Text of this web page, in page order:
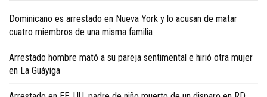
Dominicano es arrestado en Nueva York y lo acusan de matar
cuatro miembros de una misma familia
Arrestado hombre mató a su pareja sentimental e hirió otra mujer
en La Guáyiga